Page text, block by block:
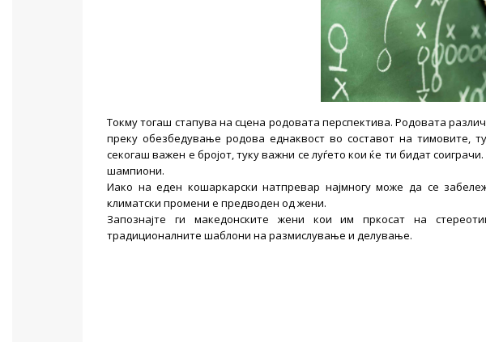
Токму тогаш стапува на сцена родовата перспектива. Родовата
преку обезбедување родова еднаквост во составот на тимовите,
секогаш важен е бројот, туку важни се луѓето кои ќе ти бидат
шампиони.
​Иако на еден кошаркарски натпревар најмногу може да се
климатски промени е предводен од жени.
Запознајте ги македонските жени кои им пркосат на
традиционалните шаблони на размислување и делување.